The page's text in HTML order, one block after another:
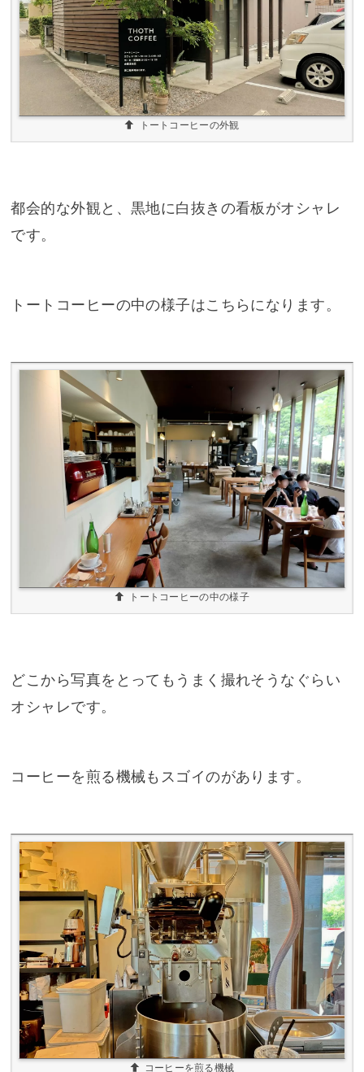
トートコーヒーの外観
都会的な外観と、黒地に白抜きの看板がオシャレ
です。
トートコーヒーの中の様子はこちらになります。
トートコーヒーの中の様子
どこから写真をとってもうまく撮れそうなぐらい
オシャレです。
コーヒーを煎る機械もスゴイのがあります。
コーヒーを煎る機械